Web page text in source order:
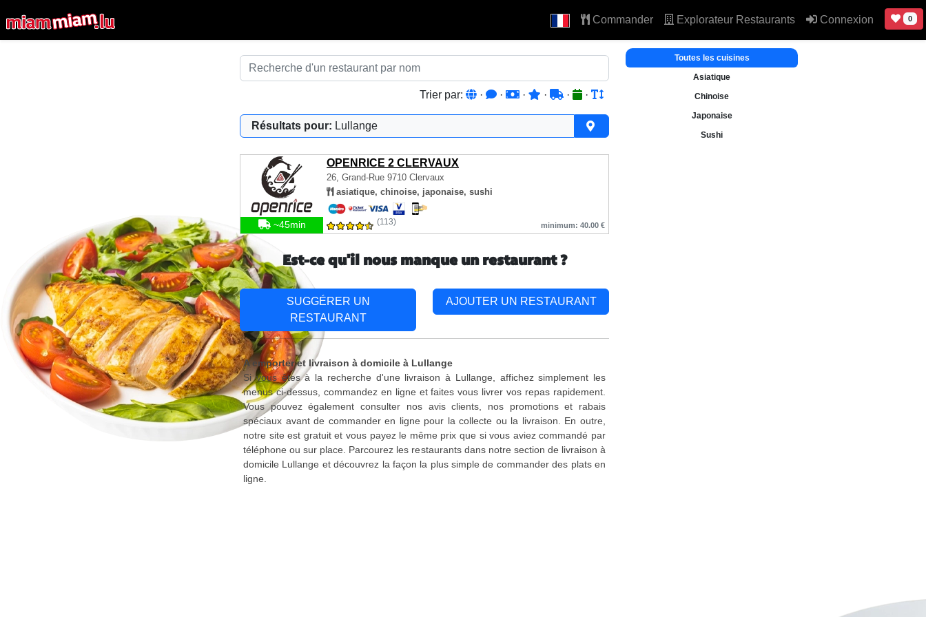
Commander Explorateur Restaurants Connexion 0
Trier par: · · · · · ·
Résultats pour: Lullange
OPENRICE 2 CLERVAUX
26, Grand-Rue 9710 Clervaux
asiatique, chinoise, japonaise, sushi
~45min (113) minimum: 40.00 €
Toutes les cuisines
Asiatique
Chinoise
Japonaise
Sushi
Est-ce qu'il nous manque un restaurant ?
SUGGÉRER UN
RESTAURANT
AJOUTER UN RESTAURANT
A emporter et livraison à domicile à Lullange
Si vous êtes à la recherche d'une livraison à Lullange, affichez simplement les
menus ci-dessus, commandez en ligne et faites vous livrer vos repas rapidement.
Vous pouvez également consulter nos avis clients, nos promotions et rabais
spéciaux avant de commander en ligne pour la collecte ou la livraison. En outre,
notre site est gratuit et vous payez le même prix que si vous aviez commandé par
téléphone ou sur place. Parcourez les restaurants dans notre section de livraison à
domicile Lullange et découvrez la façon la plus simple de commander des plats en
ligne.